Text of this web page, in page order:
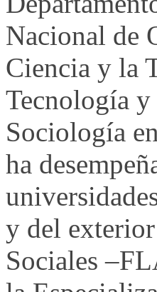
Nacional de
Ciencia y la
Tecnología
Sociología
ha
y del
Sociales